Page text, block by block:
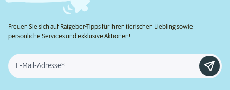
Freuen Sie sich auf Ratgeber-Tipps für Ihren tierischen Liebling sowie
persönliche Services und exklusive Aktionen!
E-Mail-Adresse*